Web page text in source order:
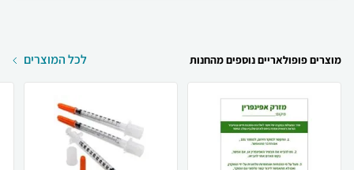
מוצרים פופולאריים נוספים מהחנות לכל המוצרים